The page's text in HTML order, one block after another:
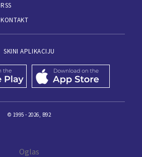
RSS
KONTAKT
SKINI APLIKACIJU
© 1995 - 2026, B92